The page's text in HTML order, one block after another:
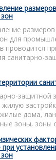
для
проводится
санитарно-
защитной
дома,
зоны, зоны
при